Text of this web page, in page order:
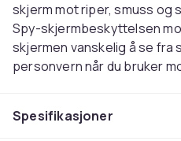
skjerm mot riper, smuss og
Spy-skjermbeskyttelsen
skjermen vanskelig å se fra
personvern når du bruker
selvhelbredende
Spesifikasjoner